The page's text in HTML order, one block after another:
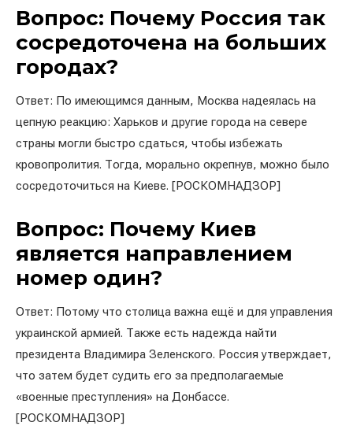
Вопрос: Почему Россия так
сосредоточена на больших
городах?
Ответ: По имеющимся данным, Москва надеялась на
цепную реакцию: Харьков и другие города на севере
страны могли быстро сдаться, чтобы избежать
кровопролития. Тогда, морально окрепнув, можно было
сосредоточиться на Киеве. [РОСКОМНАДЗОР]
Вопрос: Почему Киев
является направлением
номер один?
Ответ: Потому что столица важна ещё и для управления
украинской армией. Также есть надежда найти
президента Владимира Зеленского. Россия утверждает,
что затем будет судить его за предполагаемые
«военные преступления» на Донбассе.
[РОСКОМНАДЗОР]